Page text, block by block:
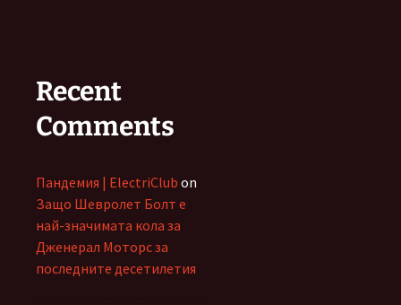
Recent
Comments
Пандемия | ElectriClub on
Защо Шевролет Болт е
най-значимата кола за
Дженерал Моторс за
последните десетилетия